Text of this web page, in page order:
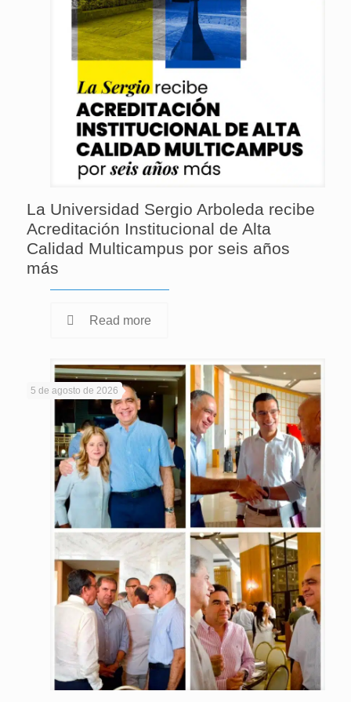
La Universidad Sergio Arboleda recibe
Acreditación Institucional de Alta
Calidad Multicampus por seis años
más
Read more
5 de agosto de 2026